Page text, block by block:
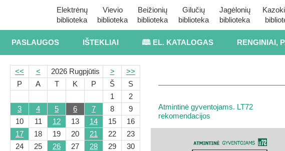
Elektrėnų
biblioteka
Vievio
biblioteka
Beižionių
biblioteka
Gilučių
biblioteka
Jagėlonių
biblioteka
PASLAUGOS IŠTEKLIAI 🕮 EL. KATALOGAS RENGINIAI,
<< < 2026 Rugpjūtis >
>>
P
A T K P Š
S
1
2
3
4 5 6 7 8
9
10
11 12 13 14 15
16
17
18 19 20 21 22
23
24
25 26 27 28 29
30
Atmintinė gyventojams. LT72
rekomendacijos